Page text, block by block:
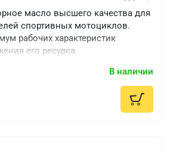
масло высшего качества для
спортивных мотоциклов.
рабочих характеристик
его ресурса.
В наличии